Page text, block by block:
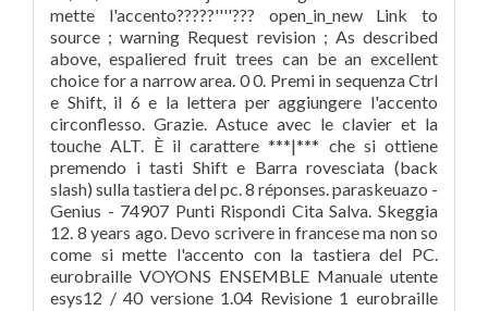
mette l'accento?????''''??? open_in_new Link to
source ; warning Request revision ; As described
above, espaliered fruit trees can be an excellent
choice for a narrow area. 0 0. Premi in sequenza Ctrl
e Shift, il 6 e la lettera per aggiungere l'accento
circonflesso. Grazie. Astuce avec le clavier et la
touche ALT. È il carattere ***|*** che si ottiene
premendo i tasti Shift e Barra rovesciata (back
slash) sulla tastiera del pc. 8 réponses. paraskeuazo -
Genius - 74907 Punti Rispondi Cita Salva. Skeggia
12. 8 years ago. Devo scrivere in francese ma non so
come si mette l'accento con la tastiera del PC.
eurobraille VOYONS ENSEMBLE Manuale utente
esys12 / 40 versione 1.04 Revisione 1 eurobraille